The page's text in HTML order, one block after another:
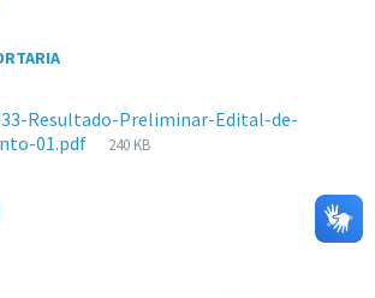
Resultado-Preliminar-Edital-de-
01.pdf
Tamanho
240 KB